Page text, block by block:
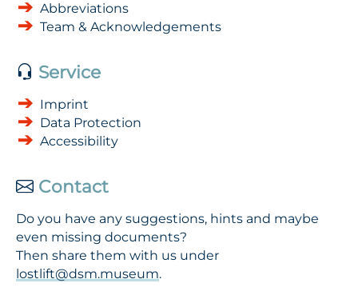
Abbreviations
Team & Acknowledgements
Service
Imprint
Data Protection
Accessibility
Contact
Do you have any suggestions, hints and maybe
even missing documents?
Then share them with us under
lostlift@dsm.museum.